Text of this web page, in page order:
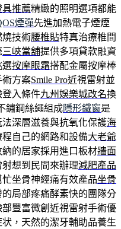
具推薦精緻的照明選項都能
煙彈先進加熱電子煙煙
燒技術腰椎貼特真治療椎間
三峽當舖提供多項貸款融資
選按摩眼霜搭配金屬按摩棒
術方案Smile Pro近視雷射並
登入條件九州娛樂城改名換
鏽鋼絲繩組成隱形鐵窗是
深層滋養與抗氧化保護海
自己的網路和設備大老爺
的居家採用進口板材牆面
想到民間來辦理減肥產品
坐骨神經痛有效產品坐骨
局部疼痛酵素快的團隊分
豐富微創近視雷射手術優
，天然的潔牙輔助品養生